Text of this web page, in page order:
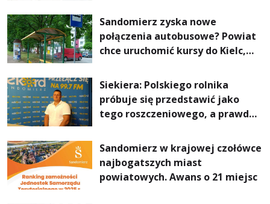
Dróg
Sandomierz zyska nowe
połączenia autobusowe? Powiat
chce uruchomić kursy do Kielc,
Siekiera: Polskiego rolnika
próbuje się przedstawić jako
tego roszczeniowego, a prawda
Sandomierz w krajowej czołówce
najbogatszych miast
powiatowych. Awans o 21 miejsc